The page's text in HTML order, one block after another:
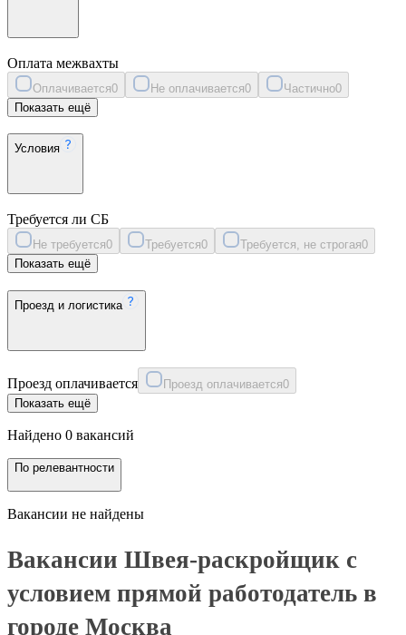
Оплата межвахты
Оплачивается0 Не оплачивается0 Частично0
Показать ещё
Условия
Требуется ли СБ
Не требуется0 Требуется0 Требуется, не строгая0
Показать ещё
Проезд и логистика
Проезд оплачивается Проезд оплачивается0
Показать ещё
Найдено 0 вакансий
По релевантности
Вакансии не найдены
Вакансии Швея-раскройщик с
условием прямой работодатель в
городе Москва